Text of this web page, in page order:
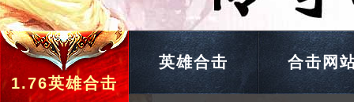
1.76英雄合击
英雄合击 合击网